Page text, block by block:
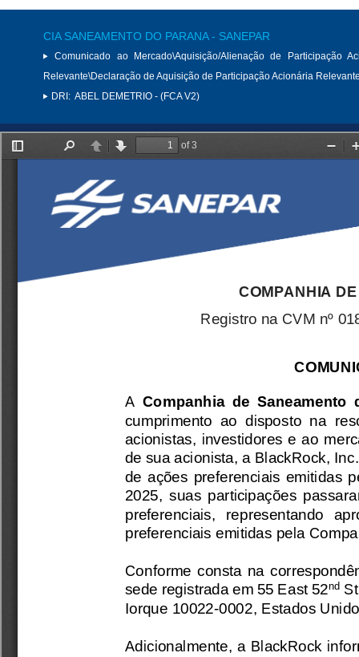
CIA SANEAMENTO DO PARANA - SANEPAR
Comunicado ao Mercado\Aquisição/Alienação de Participação
Relevante\Declaração de Aquisição de Participação Acionária
DRI: ABEL DEMETRIO - (FCA V2)